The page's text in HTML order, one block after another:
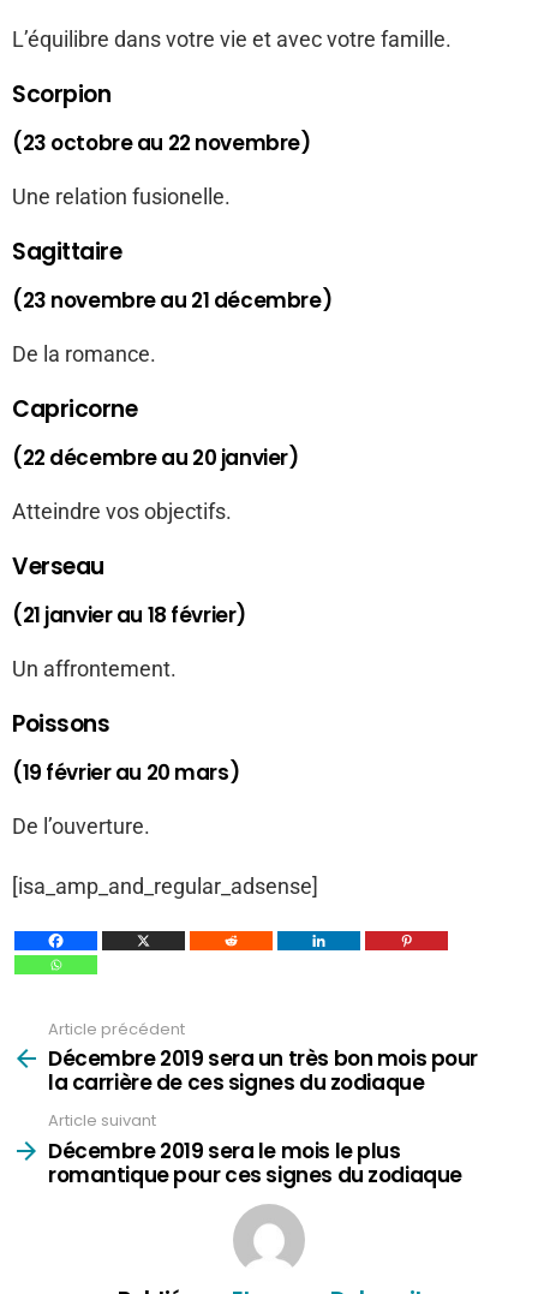
L’équilibre dans votre vie et avec votre famille.
Scorpion
(23 octobre au 22 novembre)
Une relation fusionelle.
Sagittaire
(23 novembre au 21 décembre)
De la romance.
Capricorne
(22 décembre au 20 janvier)
Atteindre vos objectifs.
Verseau
(21 janvier au 18 février)
Un affrontement.
Poissons
(19 février au 20 mars)
De l’ouverture.
[isa_amp_and_regular_adsense]
plus
Article précédent
Décembre 2019 sera un très bon mois pour
la carrière de ces signes du zodiaque
Article suivant
Décembre 2019 sera le mois le plus
romantique pour ces signes du zodiaque